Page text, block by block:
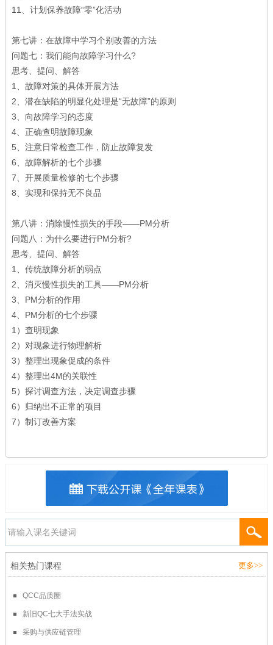
11、计划保养故障“零”化活动
第七讲：在故障中学习个别改善的方法
问题七：我们能向故障学习什么?
思考、提问、解答
1、故障对策的具体开展方法
2、潜在缺陷的明显化处理是“无故障”的原则
3、向故障学习的态度
4、正确查明故障现象
5、注意日常检查工作，防止故障复发
6、故障解析的七个步骤
7、开展质量检修的七个步骤
8、实现和保持无不良品
第八讲：消除慢性损失的手段——PM分析
问题八：为什么要进行PM分析?
思考、提问、解答
1、传统故障分析的弱点
2、消灭慢性损失的工具——PM分析
3、PM分析的作用
4、PM分析的七个步骤
1）查明现象
2）对现象进行物理解析
3）整理出现象促成的条件
4）整理出4M的关联性
5）探讨调查方法，决定调查步骤
6）归纳出不正常的项目
7）制订改善方案
相关热门课程 更多>>
QCC品质圈
新旧QC七大手法实战
采购与供应链管理